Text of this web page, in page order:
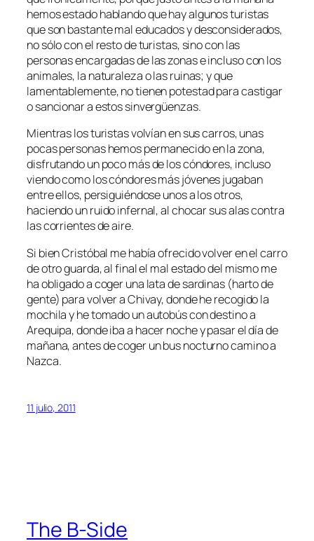
hemos estado hablando que hay algunos turistas
que son bastante mal educados y desconsiderados,
no sólo con el resto de turistas, sino con las
personas encargadas de las zonas e incluso con los
animales, la naturaleza o las ruinas; y que
lamentablemente, no tienen potestad para castigar
o sancionar a estos sinvergüenzas.
Mientras los turistas volvían en sus carros, unas
pocas personas hemos permanecido en la zona,
disfrutando un poco más de los cóndores, incluso
viendo como los cóndores más jóvenes jugaban
entre ellos, persiguiéndose unos a los otros,
haciendo un ruido infernal, al chocar sus alas contra
las corrientes de aire.
Si bien Cristóbal me había ofrecido volver en el carro
de otro guarda, al final el mal estado del mismo me
ha obligado a coger una lata de sardinas (harto de
gente) para volver a Chivay, donde he recogido la
mochila y he tomado un autobús con destino a
Arequipa, donde iba a hacer noche y pasar el día de
mañana, antes de coger un bus nocturno camino a
Nazca.
11 julio, 2011
The B-Side